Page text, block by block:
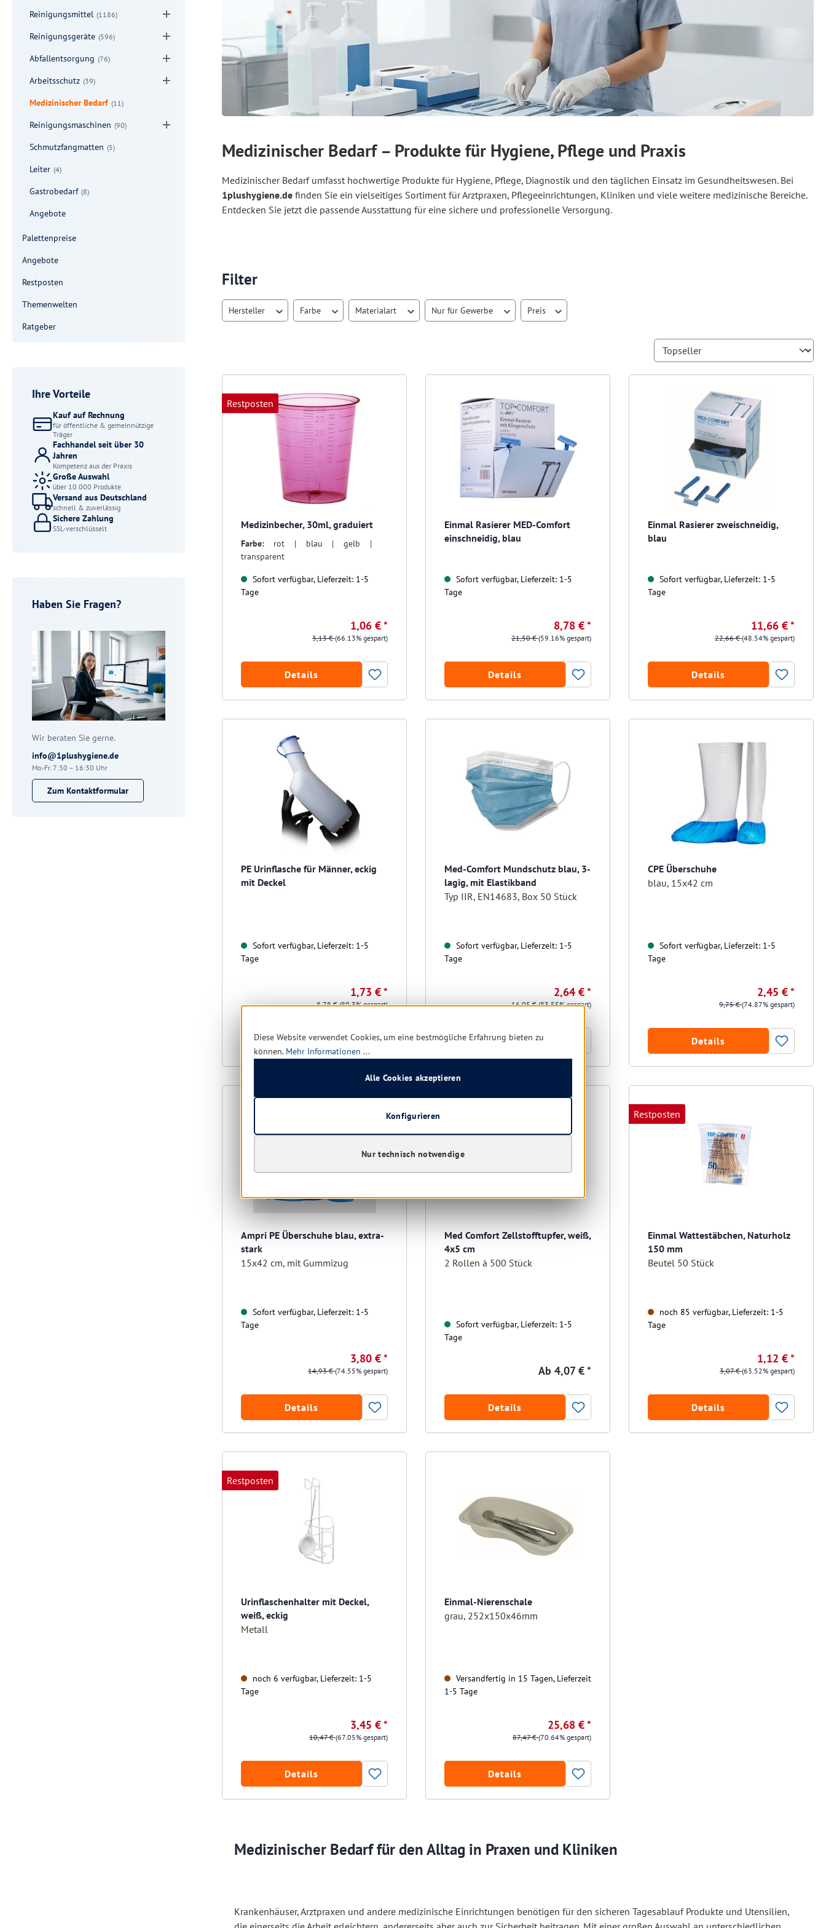
Reinigungsmittel (1186)
Reinigungsgeräte (596)
Abfallentsorgung (76)
Arbeitsschutz (39)
Medizinischer Bedarf (11)
Reinigungsmaschinen (90)
Schmutzfangmatten (5)
Leiter (4)
Gastrobedarf (8)
Angebote
Palettenpreise
Angebote
Restposten
Themenwelten
Ratgeber
Ihre Vorteile
Kauf auf Rechnung
für öffentliche & gemeinnützige
Träger
Fachhandel seit über 30
Jahren
Kompetenz aus der Praxis
Große Auswahl
über 10.000 Produkte
Versand aus Deutschland
schnell & zuverlässig
Sichere Zahlung
SSL-verschlüsselt
Haben Sie Fragen?
Wir beraten Sie gerne.
info@1plushygiene.de
Mo.-Fr. 7:30 – 16:30 Uhr
Zum Kontaktformular
Medizinischer Bedarf – Produkte für Hygiene, Pflege und Praxis
Medizinischer Bedarf umfasst hochwertige Produkte für Hygiene, Pflege, Diagnostik und den täglichen Einsatz im Gesundheitswesen. Bei
1plushygiene.de finden Sie ein vielseitiges Sortiment für Arztpraxen, Pflegeeinrichtungen, Kliniken und viele weitere medizinische Bereiche.
Entdecken Sie jetzt die passende Ausstattung für eine sichere und professionelle Versorgung.
Filter
Hersteller Farbe Materialart Nur für Gewerbe Preis
Restposten
Medizinbecher, 30ml, graduiert
Farbe:
rot | blau | gelb |
transparent
Sofort verfügbar, Lieferzeit: 1-5
Tage
1,06 € *
3,13 €(66.13% gespart)
Details
Einmal Rasierer MED-Comfort
einschneidig, blau
Sofort verfügbar, Lieferzeit: 1-5
Tage
8,78 € *
21,50 €(59.16% gespart)
Details
Einmal Rasierer zweischneidig,
blau
Sofort verfügbar, Lieferzeit: 1-5
Tage
11,66 € *
22,66 €(48.54% gespart)
Details
PE Urinflasche für Männer, eckig
mit Deckel
Sofort verfügbar, Lieferzeit: 1-5
Tage
1,73 € *
8,78 €(80.3% gespart)
Details
Med-Comfort Mundschutz blau, 3-
lagig, mit Elastikband
Typ IIR, EN14683, Box 50 Stück
Sofort verfügbar, Lieferzeit: 1-5
Tage
2,64 € *
16,05 €(83.55% gespart)
Details
CPE Überschuhe
blau, 15x42 cm
Sofort verfügbar, Lieferzeit: 1-5
Tage
2,45 € *
9,75 €(74.87% gespart)
Details
Ampri PE Überschuhe blau, extra-
stark
15x42 cm, mit Gummizug
Sofort verfügbar, Lieferzeit: 1-5
Tage
3,80 € *
14,93 €(74.55% gespart)
Details
Med Comfort Zellstofftupfer, weiß,
4x5 cm
2 Rollen á 500 Stück
Sofort verfügbar, Lieferzeit: 1-5
Tage
Ab 4,07 € *
Details
Restposten
Einmal Wattestäbchen, Naturholz
150 mm
Beutel 50 Stück
noch 85 verfügbar, Lieferzeit: 1-5
Tage
1,12 € *
3,07 €(63.52% gespart)
Details
Restposten
Urinflaschenhalter mit Deckel,
weiß, eckig
Metall
noch 6 verfügbar, Lieferzeit: 1-5
Tage
3,45 € *
10,47 €(67.05% gespart)
Details
Einmal-Nierenschale
grau, 252x150x46mm
Versandfertig in 15 Tagen, Lieferzeit
1-5 Tage
25,68 € *
87,47 €(70.64% gespart)
Details
Medizinischer Bedarf für den Alltag in Praxen und Kliniken
Krankenhäuser, Arztpraxen und andere medizinische Einrichtungen benötigen für den sicheren Tagesablauf Produkte und Utensilien,
Diese Website verwendet Cookies, um eine bestmögliche Erfahrung bieten zu
können. Mehr Informationen ...
Nur technisch notwendige
Konfigurieren
Alle Cookies akzeptieren